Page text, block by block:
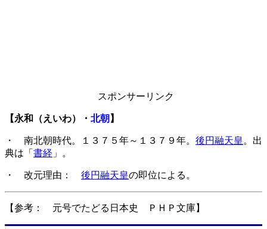
スポンサーリンク
【永和（えいわ）・ 北朝 】
・ 南北朝時代。１３７５年～１３７９年。 後円融天皇 。出
典は「 書経 」。
・ 改元理由： 後円融天皇の即位による。
【参考： 元号でたどる日本史 ＰＨＰ文庫】